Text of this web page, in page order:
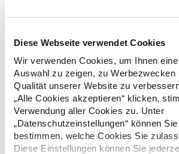
Diese Webseite verwendet Cookies
Wir verwenden Cookies, um Ihnen
Auswahl zu zeigen, zu Werbezwecken
Qualität unserer Website zu
„Alle Cookies akzeptieren“ klicken,
Verwendung aller Cookies zu. Unter
„Datenschutzeinstellungen“ können
bestimmen, welche Cookies Sie
Diese Einstellungen können Sie
integrierten Shorts Hi-Tech-Stretch für Tragekomfort und
Formbeständigkeit Durchgehender Rock mit verbesserter
drapierter Passform und angenehm im Griff Integrierte Shorts
mit zwei Taschen Flacher, breiter Taillenbund Ohne Logo
Atmungsaktiv Schnell trocknendes Material Pfegehinweis: 30 °C
waschbarAngaben zur Produktsicherheit:
S797FHersteller: Result Clothing Ltd,
Bratislava, Slowakei, E-Mail:
sales@resultclothing.comGrammatur: 240
* Preise inkl. gesetzlicher Mwst. + Versandkosten *